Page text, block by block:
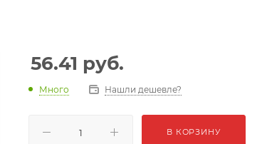
56.41 руб.
Много Нашли дешевле?
В КОРЗИНУ